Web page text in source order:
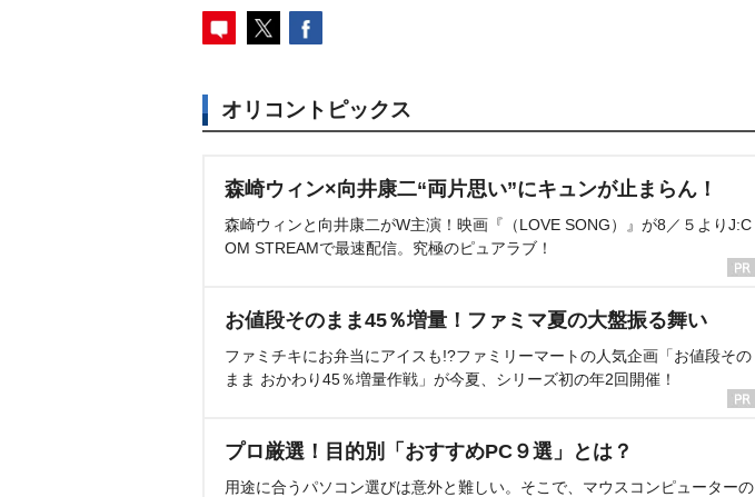
オリコントピックス
森崎ウィン×向井康二“両片思い”にキュンが止まらん！
森崎ウィンと向井康二がW主演！映画『（LOVE SONG）』が8／５よりJ:C
OM STREAMで最速配信。究極のピュアラブ！
お値段そのまま45％増量！ファミマ夏の大盤振る舞い
ファミチキにお弁当にアイスも!?ファミリーマートの人気企画「お値段その
まま おかわり45％増量作戦」が今夏、シリーズ初の年2回開催！
プロ厳選！目的別「おすすめPC９選」とは？
用途に合うパソコン選びは意外と難しい。そこで、マウスコンピューターの